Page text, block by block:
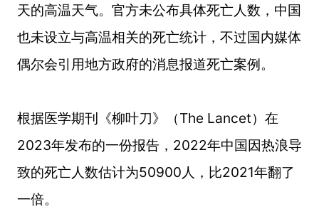
天的高温天气。官方未公布具体死亡人数，中国
也未设立与高温相关的死亡统计，不过国内媒体
偶尔会引用地方政府的消息报道死亡案例。
根据医学期刊《柳叶刀》（The Lancet）在
2023年发布的一份报告，2022年中国因热浪导
致的死亡人数估计为50900人，比2021年翻了
一倍。